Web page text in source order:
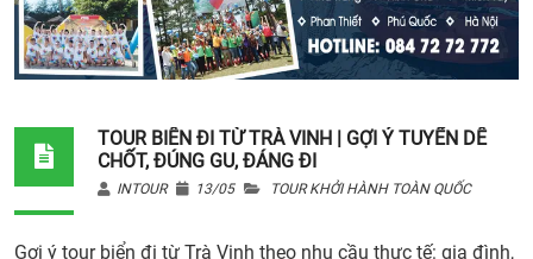
TOUR BIỂN ĐI TỪ TRÀ VINH | GỢI Ý TUYẾN DỄ
CHỐT, ĐÚNG GU, ĐÁNG ĐI
INTOUR 13/05 TOUR KHỞI HÀNH TOÀN QUỐC
Gợi ý tour biển đi từ Trà Vinh theo nhu cầu thực tế: gia đình,